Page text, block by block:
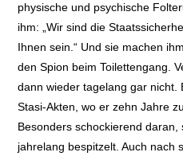
physische und psychische
ihm: „Wir sind die
Ihnen sein.“ Und sie machen
den Spion beim Toilettengang.
dann wieder tagelang gar nicht.
Stasi-Akten, wo er zehn Jahre
Besonders schockierend
jahrelang bespitzelt. Auch nach